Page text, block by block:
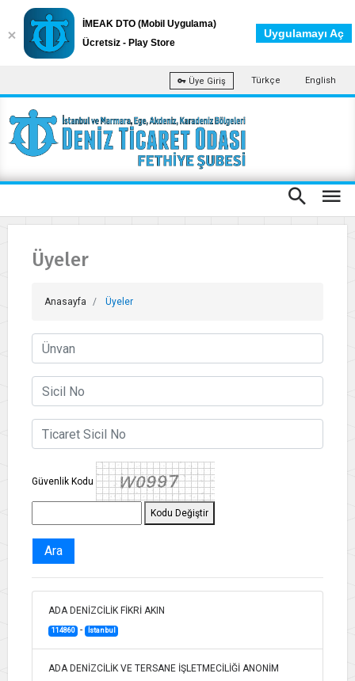
Üye Giriş Türkçe English
Üyeler
Anasayfa Üyeler
Güvenlik Kodu
Kodu Değiştir
Ara
ADA DENİZCİLİK FİKRİ AKIN
114860 - İstanbul
ADA DENİZCİLİK VE TERSANE İŞLETMECİLİĞİ ANONİM
İMEAK DTO (Mobil Uygulama)
Ücretsiz - Play Store
Uygulamayı Aç